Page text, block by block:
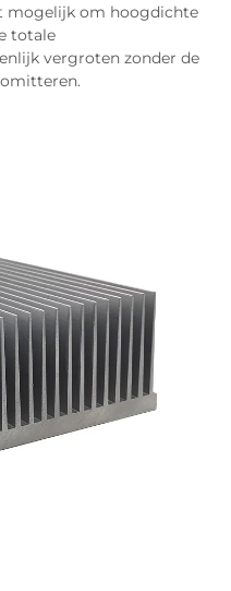
mogelijk om hoogdichte
totale
vergroten zonder de